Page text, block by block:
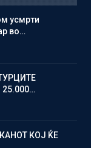
усмрти
во…
КОЈ ЌЕ